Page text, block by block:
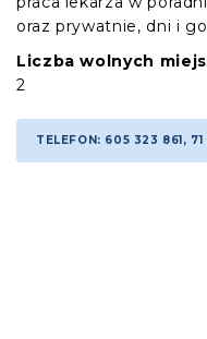
oraz prywatnie, dni i
Liczba wolnych
2
TELEFON: 605 323 861,